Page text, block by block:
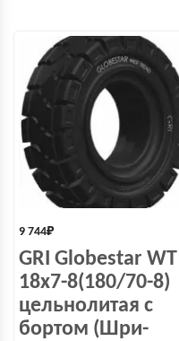
9 744₽
GRI Globestar WT
18x7-8(180/70-8)
цельнолитая с
бортом (Шри-